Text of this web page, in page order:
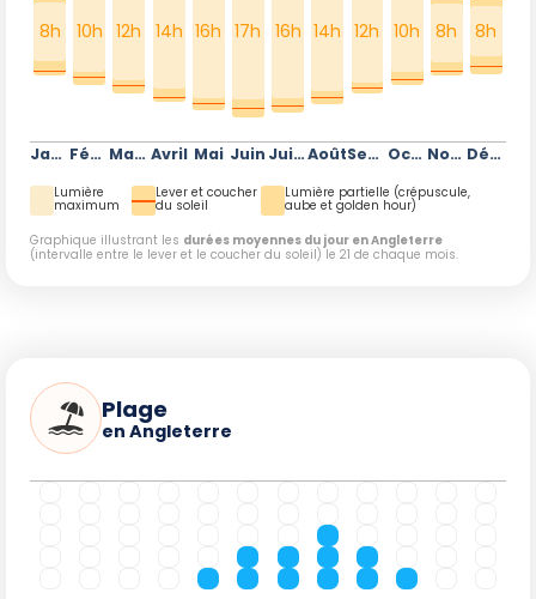
Janvier
8h
Février
10h
Mars
12h
Avril
14h
Mai
16h
Juin
17h
Juillet
16h
Août
14h
Septembre
12h
Octobre
10h
Novembre
8h
Décembre
8h
Lumière
maximum
Lever et coucher
du soleil
Lumière partielle (crépuscule,
aube et golden hour)
Graphique illustrant les durées moyennes du jour en Angleterre
(intervalle entre le lever et le coucher du soleil) le 21 de chaque mois.
Plage
en Angleterre